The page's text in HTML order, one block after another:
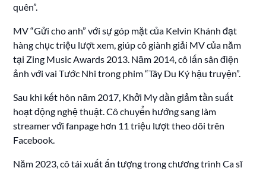
quên”.
MV “Gửi cho anh” với sự góp mặt của Kelvin Khánh đạt
hàng chục triệu lượt xem, giúp cô giành giải MV của năm
tại Zing Music Awards 2013. Năm 2014, cô lấn sân điện
ảnh với vai Tước Nhi trong phim “Tây Du Ký hậu truyện”.
Sau khi kết hôn năm 2017, Khởi My dần giảm tần suất
hoạt động nghệ thuật. Cô chuyển hướng sang làm
streamer với fanpage hơn 11 triệu lượt theo dõi trên
Facebook.
Năm 2023, cô tái xuất ấn tượng trong chương trình Ca sĩ